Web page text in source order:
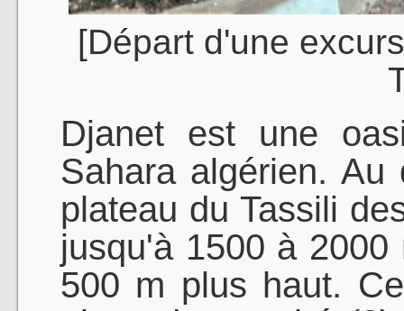
[Départ d'une
Djanet est une
Sahara algérien.
plateau du Tassili
jusqu'à 1500 à
500 m plus haut.